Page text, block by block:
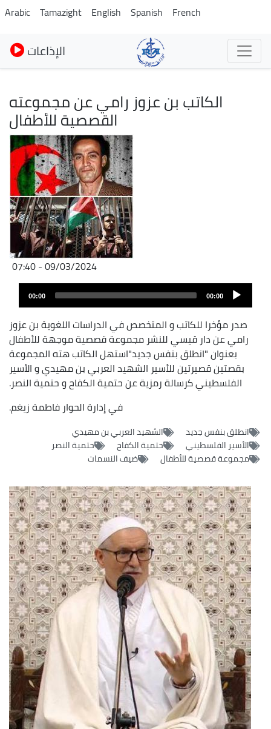
Skip
to
main
content
Arabic Tamazight English Spanish French
الإذاعات
الكاتب بن عزوز رامي عن مجموعته
القصصية للأطفال
09/03/2024 - 07:40
Audio
00:00
00:00
صدر مؤخرا للكاتب و المتخصص في الدراسات اللغوية بن عزوز
رامي عن دار قيسي للنشر مجموعة قصصية موجهة للأطفال
بعنوان "انطلق بنفس جديد"استهل الكاتب هته المجموعة
بقصتين قصيرتين للأسير الشهيد العربي بن مهيدي و الأسير
الفلسطيني كرسالة رمزية عن حتمية الكفاح و حتمية النصر.
في إدارة الحوار فاطمة زيغم.
انطلق بنفس جديد
الشهيد العربي بن مهيدي
الأسير الفلسطيني
حتمية الكفاح
حتمية النصر
مجموعة قصصية للأطفال
ضيف النسمات